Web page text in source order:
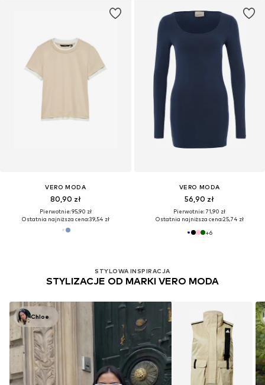
VERO MODA
80,90 zł
Pierwotnie: 95,90 zł
Ostatnia najniższa cena:39,54 zł
VERO MODA
56,90 zł
Pierwotnie: 71,90 zł
Ostatnia najniższa cena:25,74 zł
+6
STYLOWA INSPIRACJA
STYLIZACJE OD MARKI VERO MODA
Chloe